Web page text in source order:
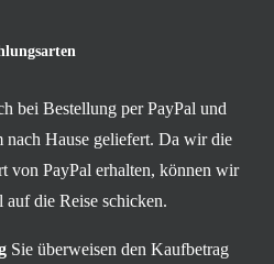
bei Bestellung per PayPal und
nach Hause geliefert. Da wir die
von PayPal erhalten, können wir
auf die Reise schicken.
Sie überweisen den Kaufbetrag